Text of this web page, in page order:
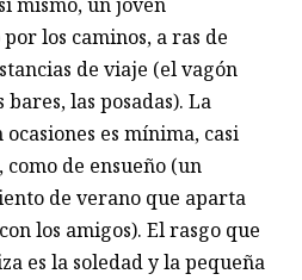
los caminos, a ras de
de viaje (el vagón
las posadas). La
es mínima, casi
de ensueño (un
de verano que aparta
los amigos). El rasgo que
es la soledad y la pequeña